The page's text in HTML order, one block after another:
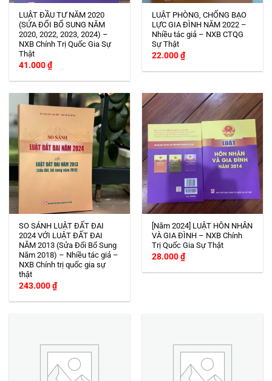
LUẬT ĐẦU TƯ NĂM 2020
(SỬA ĐỔI BỔ SUNG NĂM
2020, 2022, 2023, 2024) –
NXB Chính Trị Quốc Gia Sự
Thật
41.000₫
LUẬT PHÒNG, CHỐNG BẠO
LỰC GIA ĐÌNH NĂM 2022 –
Nhiều tác giả – NXB CTQG
Sự Thật
22.000₫
SO SÁNH LUẬT ĐẤT ĐAI
2024 VỚI LUẬT ĐẤT ĐAI
NĂM 2013 (Sửa Đổi Bổ Sung
Năm 2018) – Nhiều tác giả –
NXB Chính trị quốc gia sự
thật
243.000₫
[Năm 2024] LUẬT HÔN NHÂN
VÀ GIA ĐÌNH – NXB Chính
Trị Quốc Gia Sự Thật
28.000₫